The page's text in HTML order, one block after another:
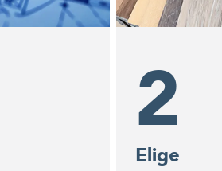
2
Elige